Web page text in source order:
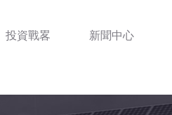
投資戰畧 新聞中心